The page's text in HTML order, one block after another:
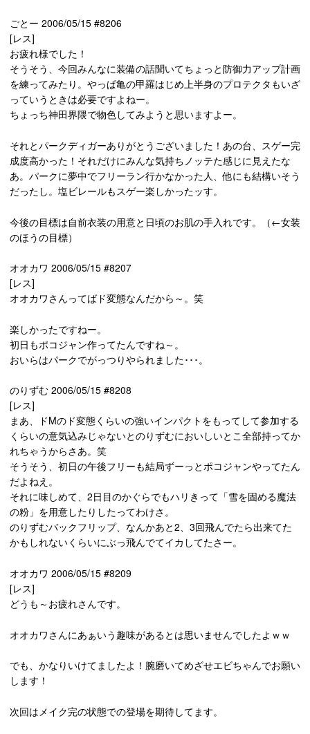
ごとー 2006/05/15 #8206
[レス]
お疲れ様でした！
そうそう、今回みんなに装備の話聞いてちょっと防御力アップ計画
を練ってみたり。やっぱ亀の甲羅はじめ上半身のプロテクタもいざ
っていうときは必要ですよねー。
ちょっち神田界隈で物色してみようと思いますよー。
それとパークディガーありがとうございました！あの台、スゲー完
成度高かった！それだけにみんな気持ちノッテた感じに見えたな
あ。パークに夢中でフリーラン行かなかった人、他にも結構いそう
だったし。塩ビレールもスゲー楽しかったッす。
今後の目標は自前衣装の用意と日頃のお肌の手入れです。（←女装
のほうの目標）
オオカワ 2006/05/15 #8207
[レス]
オオカワさんってばド変態なんだから～。笑
楽しかったですねー。
初日もポコジャン作ってたんですね～。
おいらはパークでがっつりやられました･･･。
のりずむ 2006/05/15 #8208
[レス]
まあ、ドMのド変態くらいの強いインパクトをもってして参加する
くらいの意気込みじゃないとのりずむにおいしいとこ全部持ってか
れちゃうからさあ。笑
そうそう、初日の午後フリーも結局ずーっとポコジャンやってたん
だよねえ。
それに味しめて、2日目のかぐらでもハリきって「雪を固める魔法
の粉」を用意したりしたってわけさ。
のりずむバックフリップ、なんかあと2、3回飛んでたら出来てた
かもしれないくらいにぶっ飛んでてイカしてたさー。
オオカワ 2006/05/15 #8209
[レス]
どうも～お疲れさんです。
オオカワさんにあぁいう趣味があるとは思いませんでしたよｗｗ
でも、かなりいけてましたよ！腕磨いてめざせエビちゃんでお願い
します！
次回はメイク完の状態での登場を期待してます。